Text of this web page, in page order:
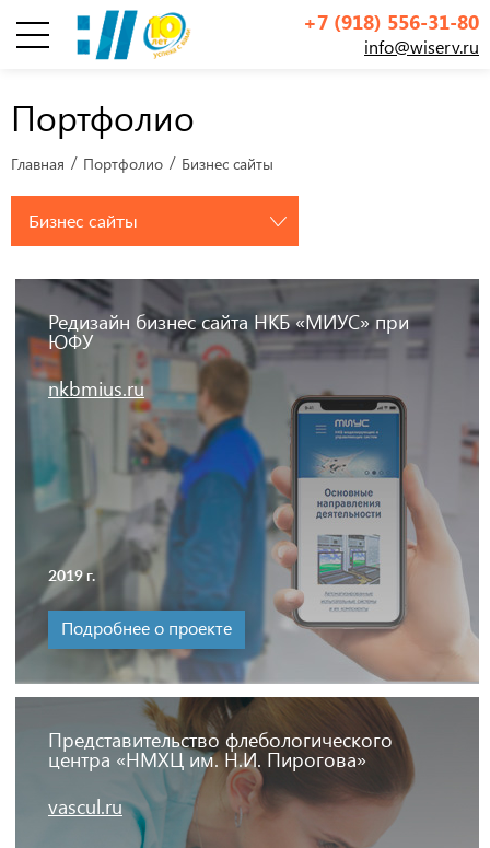
+7 (918) 556-31-80
info@wiserv.ru
Портфолио
Главная Портфолио Бизнес сайты
Бизнес сайты
Редизайн бизнес сайта НКБ «МИУС» при
ЮФУ
nkbmius.ru
2019 г.
Подробнее о проекте
Представительство флебологического
центра «НМХЦ им. Н.И. Пирогова»
vascul.ru